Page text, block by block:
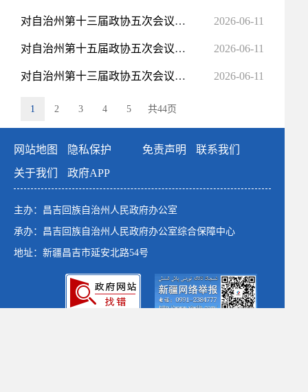
对自治州第十三届政协五次会议社会建设类130号提案的答复函 2026-06-11
对自治州第十五届政协五次会议社会建设类116号提案的答复函 2026-06-11
对自治州第十三届政协五次会议社会建设类114号提案的答复函 2026-06-11
1 2 3 4 5 共44页
网站地图 隐私保护 免责声明
联系我们
关于我们
政府APP
主办：昌吉回族自治州人民政府办公室
承办：昌吉回族自治州人民政府办公室综合保障中心
地址：新疆昌吉市延安北路54号